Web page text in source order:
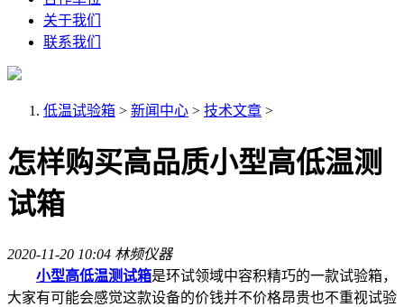
关于我们
联系我们
低温试验箱 > 新闻中心 > 技术文章 >
怎样购买高品质小型高低温测
试箱
2020-11-20 10:04 林频仪器
小型高低温测试箱是环试领域中容积精巧的一款试验箱，
大家有可能会感觉这款设备的价钱并不价格昂贵也不重视试验